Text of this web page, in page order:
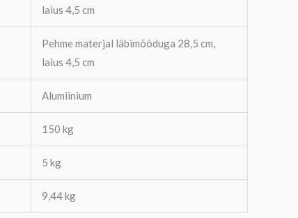
laius 4,5 cm
Pehme materjal läbimõõduga 28,5 cm,
laius 4,5 cm
Alumiinium
150 kg
5 kg
9,44 kg